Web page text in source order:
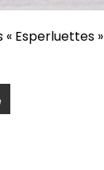
« Esperluettes »